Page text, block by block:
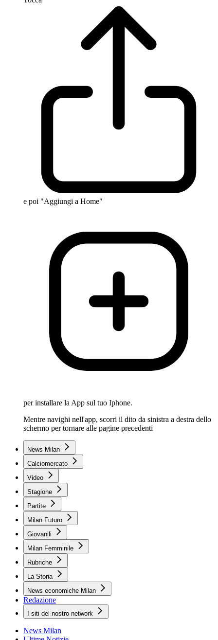
e poi "Aggiungi a Home"
per installare la App sul tuo Iphone.
Mentre navighi nell'app, scorri il dito da sinistra a destra dello
schermo per tornare alle pagine precedenti
News Milan
Calciomercato
Video
Stagione
Partite
Milan Futuro
Giovanili
Milan Femminile
Rubriche
La Storia
News economiche Milan
Redazione
I siti del nostro network
News Milan